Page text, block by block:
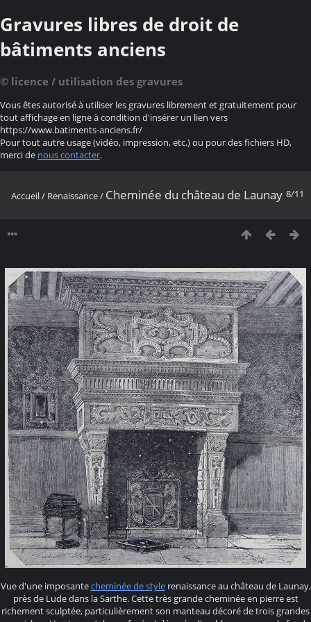
Gravures libres de droit de
bâtiments anciens
© licence / utilisation des gravures
Vous êtes autorisé à utiliser les gravures librement et gratuitement pour
tout affichage en ligne à condition d'insérer un lien vers
https://www.batiments-anciens.fr/
Pour tout autre usage (vidéo, impression, etc.) ou pour des fichiers HD,
merci de nous contacter.
8/11
Accueil/ Renaissance/ Cheminée du château de Launay
Vue d'une imposantecheminée de stylerenaissance au château de Launay,
près de Lude dans la Sarthe. Cette très grande cheminée en pierre est
richement sculptée, particulièrement son manteau décoré de trois grandes